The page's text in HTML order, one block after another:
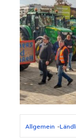
Allgemein -